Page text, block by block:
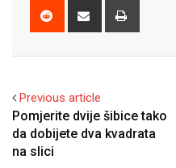
Reddit
Share
Previous article
Pomjerite dvije šibice tako
da dobijete dva kvadrata
na slici